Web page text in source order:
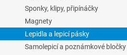
Sponky, klipy, připínáčky
Magnety
Lepidla a lepicí pásky
Samolepicí a poznámkové bločky